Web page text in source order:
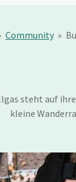
Community »
steht auf
kleine